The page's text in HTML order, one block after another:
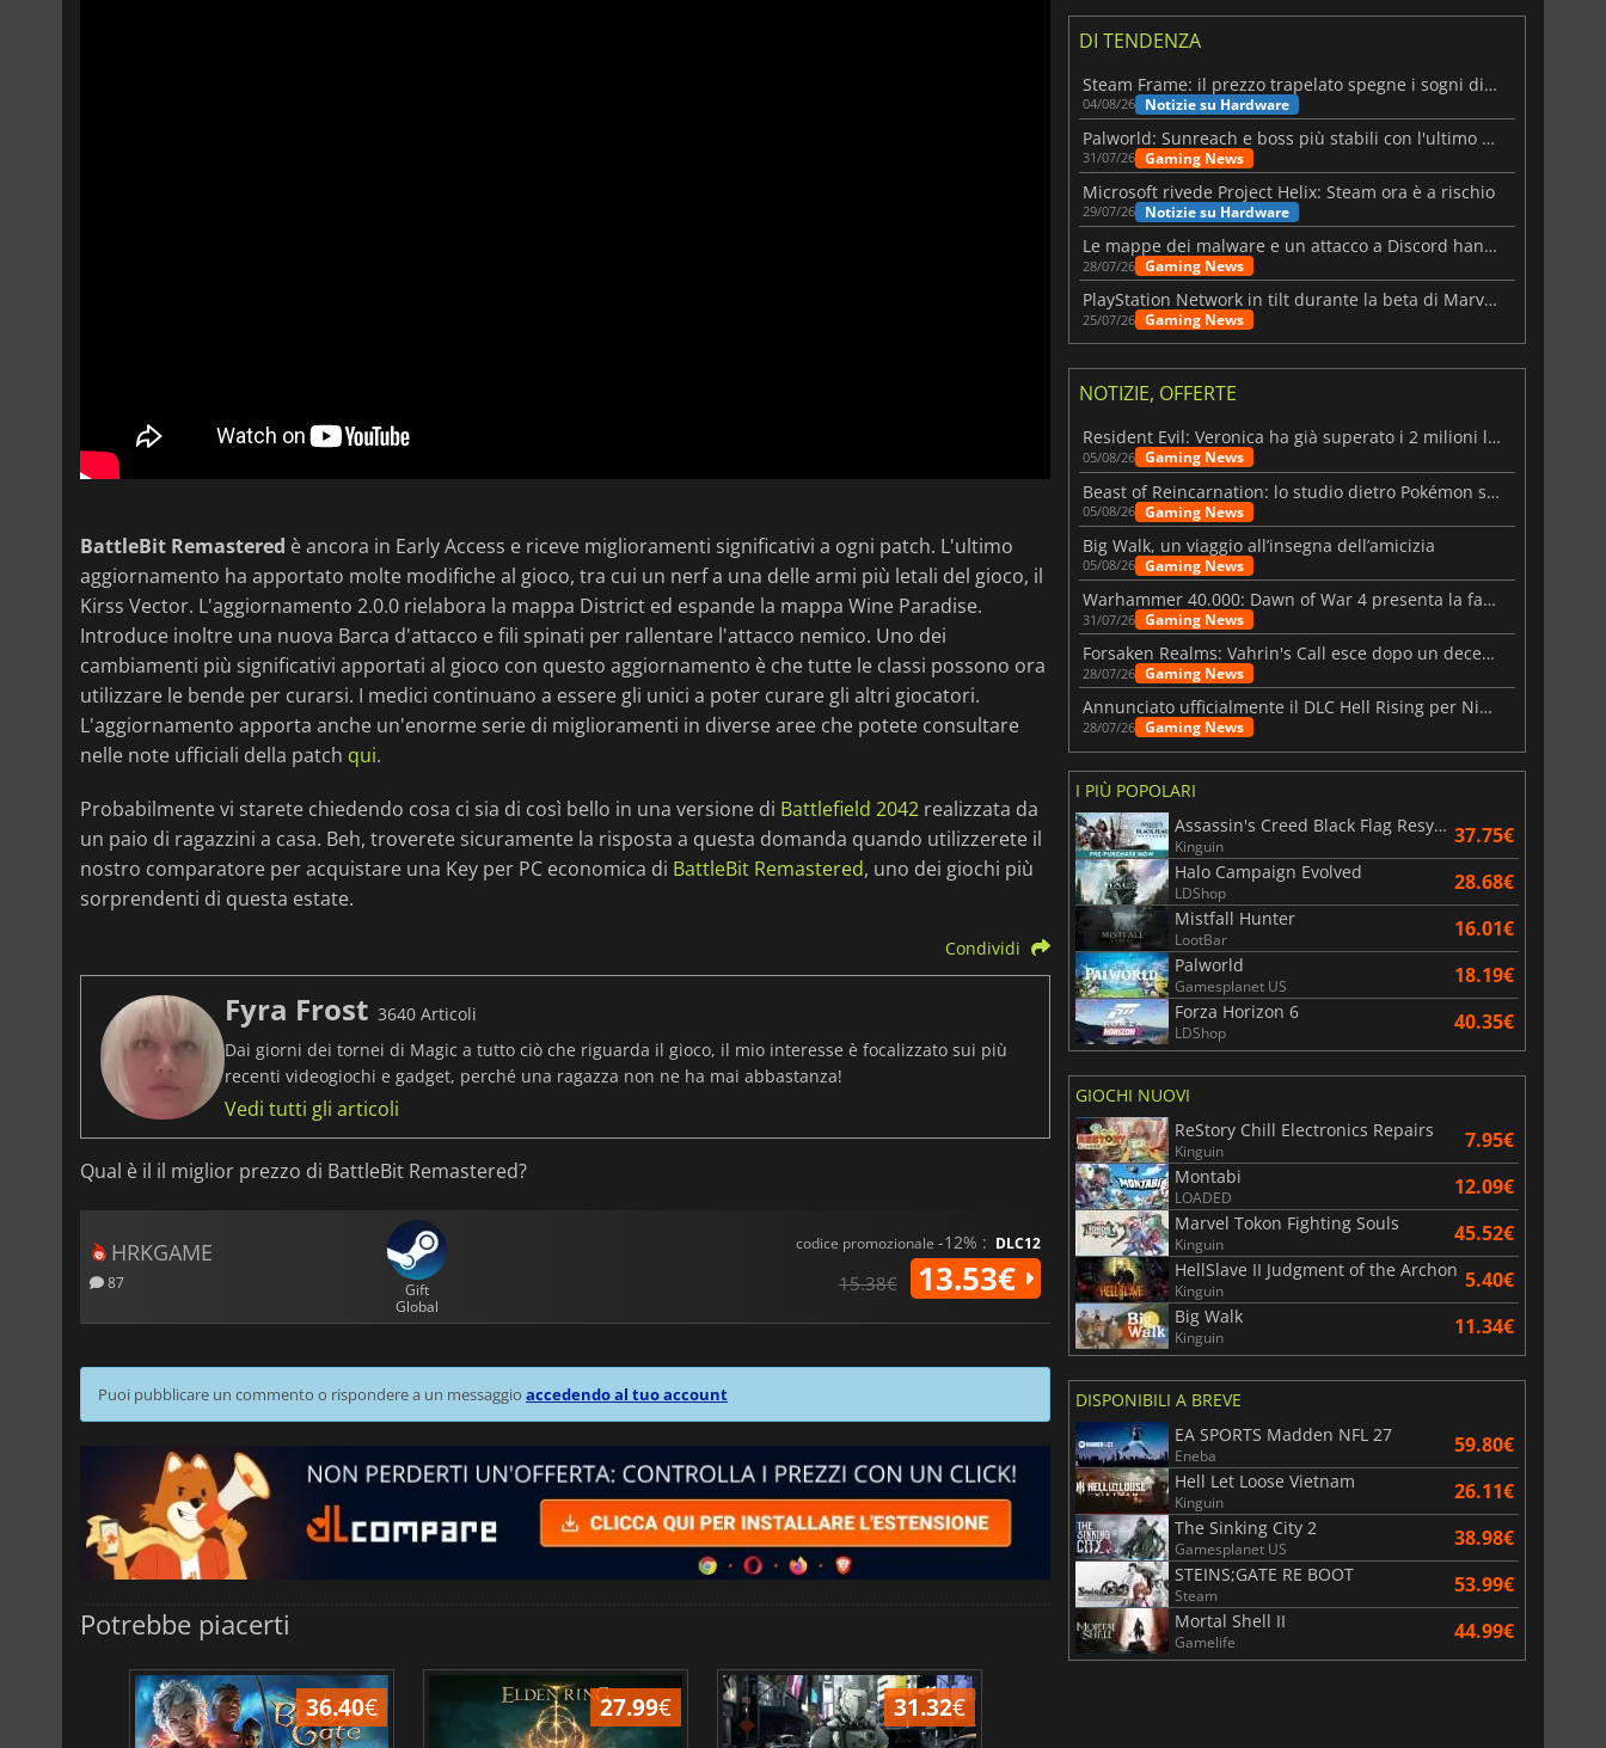
BattleBit Remastered è ancora in Early Access e riceve miglioramenti significativi a ogni patch. L'ultimo
aggiornamento ha apportato molte modifiche al gioco, tra cui un nerf a una delle armi più letali del gioco, il
Kirss Vector. L'aggiornamento 2.0.0 rielabora la mappa District ed espande la mappa Wine Paradise.
Introduce inoltre una nuova Barca d'attacco e fili spinati per rallentare l'attacco nemico. Uno dei
cambiamenti più significativi apportati al gioco con questo aggiornamento è che tutte le classi possono ora
utilizzare le bende per curarsi. I medici continuano a essere gli unici a poter curare gli altri giocatori.
L'aggiornamento apporta anche un'enorme serie di miglioramenti in diverse aree che potete consultare
nelle note ufficiali della patch qui.
Probabilmente vi starete chiedendo cosa ci sia di così bello in una versione di Battlefield 2042 realizzata da
un paio di ragazzini a casa. Beh, troverete sicuramente la risposta a questa domanda quando utilizzerete il
nostro comparatore per acquistare una Key per PC economica di BattleBit Remastered, uno dei giochi più
sorprendenti di questa estate.
Condividi
Fyra Frost 3640 Articoli
Dai giorni dei tornei di Magic a tutto ciò che riguarda il gioco, il mio interesse è focalizzato sui più
recenti videogiochi e gadget, perché una ragazza non ne ha mai abbastanza!
Vedi tutti gli articoli
Qual è il il miglior prezzo di BattleBit Remastered?
HRKGAME
87
Gift
Global
codice promozionale -12% : DLC12
15.38€ 13.53€
Puoi pubblicare un commento o rispondere a un messaggio accedendo al tuo account
Potrebbe piacerti
36.40€ 27.99€ 31.32€
DI TENDENZA
Steam Frame: il prezzo trapelato spegne i sogni di un VR economico
04/08/26 Notizie su Hardware
Palworld: Sunreach e boss più stabili con l'ultimo update
31/07/26 Gaming News
Microsoft rivede Project Helix: Steam ora è a rischio
29/07/26 Notizie su Hardware
Le mappe dei malware e un attacco a Discord hanno colpito Meccha Chameleon
28/07/26 Gaming News
PlayStation Network in tilt durante la beta di Marvel Tōkon
25/07/26 Gaming News
NOTIZIE, OFFERTE
Resident Evil: Veronica ha già superato i 2 milioni liste dei desideri
05/08/26 Gaming News
Beast of Reincarnation: lo studio dietro Pokémon su una nuova strada
05/08/26 Gaming News
Big Walk, un viaggio all’insegna dell’amicizia
05/08/26 Gaming News
Warhammer 40.000: Dawn of War 4 presenta la fazione dei Necron
31/07/26 Gaming News
Forsaken Realms: Vahrin's Call esce dopo un decennio di sviluppo
28/07/26 Gaming News
Annunciato ufficialmente il DLC Hell Rising per Nioh 3
28/07/26 Gaming News
I PIÙ POPOLARI
Assassin's Creed Black Flag Resynced
Kinguin 37.75€
Halo Campaign Evolved
LDShop 28.68€
Mistfall Hunter
LootBar 16.01€
Palworld
Gamesplanet US 18.19€
Forza Horizon 6
LDShop 40.35€
GIOCHI NUOVI
ReStory Chill Electronics Repairs
Kinguin 7.95€
Montabi
LOADED 12.09€
Marvel Tokon Fighting Souls
Kinguin 45.52€
HellSlave II Judgment of the Archon
Kinguin 5.40€
Big Walk
Kinguin 11.34€
DISPONIBILI A BREVE
EA SPORTS Madden NFL 27
Eneba 59.80€
Hell Let Loose Vietnam
Kinguin 26.11€
The Sinking City 2
Gamesplanet US 38.98€
STEINS;GATE RE BOOT
Steam 53.99€
Mortal Shell II
Gamelife 44.99€